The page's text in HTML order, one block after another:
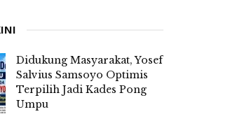
Didukung Masyarakat, Yosef
Salvius Samsoyo Optimis
Terpilih Jadi Kades Pong
Umpu